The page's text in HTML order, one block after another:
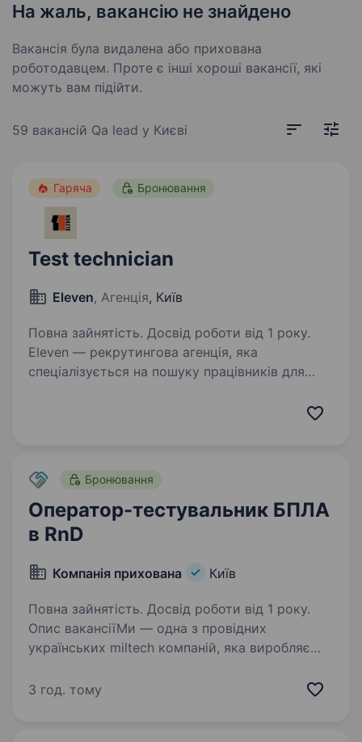
На жаль, вакансію не знайдено
Вакансія була видалена або прихована
роботодавцем. Проте є інші хороші вакансії, які
можуть вам підійти.
59 вакансій Qa lead у Києві
Гаряча Бронювання
Test technician
Eleven, Агенція, Київ
Повна зайнятість. Досвід роботи від 1 року.
Eleven — рекрутингова агенція, яка
спеціалізується на пошуку працівників для
Бронювання
Оператор-тестувальник БПЛА
в RnD
Компанія прихована Київ
Повна зайнятість. Досвід роботи від 1 року.
Опис вакансіїМи — одна з провідних
українських miltech компаній, яка виробляє
отримав найвищі оцінки від військових
3 год. тому